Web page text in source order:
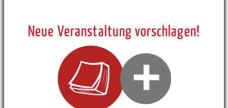
Neue Veranstaltung vorschlagen!